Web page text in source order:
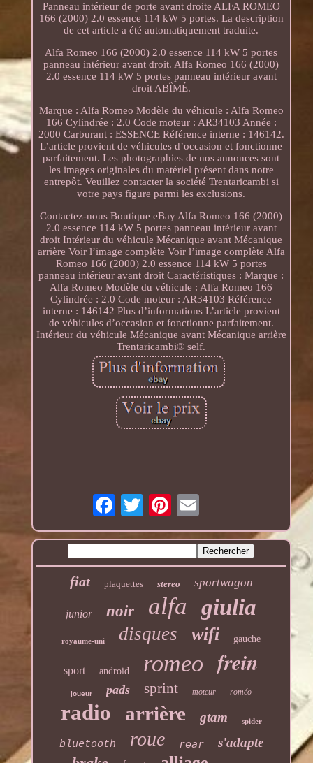
Panneau intérieur de porte avant droite ALFA ROMEO
166 (2000) 2.0 essence 114 kW 5 portes. La description
de cet article a été automatiquement traduite.
Alfa Romeo 166 (2000) 2.0 essence 114 kW 5 portes
panneau intérieur avant droit. Alfa Romeo 166 (2000)
2.0 essence 114 kW 5 portes panneau intérieur avant
droit ABÎMÉ.
Marque : Alfa Romeo Modèle du véhicule : Alfa Romeo
166 Cylindrée : 2.0 Code moteur : AR34103 Année :
2000 Carburant : ESSENCE Référence interne : 146142.
L’article provient de véhicules d’occasion et fonctionne
parfaitement. Les photographies de nos annonces sont
les images originales du matériel présent dans notre
entrepôt. Veuillez contacter la société Trentaricambi si
votre pays figure parmi les exclusions.
Contactez-nous Boutique eBay Alfa Romeo 166 (2000)
2.0 essence 114 kW 5 portes panneau intérieur avant
droit Intérieur du véhicule Mécanique avant Mécanique
arrière Voir l’image complète Voir l’image complète Alfa
Romeo 166 (2000) 2.0 essence 114 kW 5 portes
panneau intérieur avant droit Caractéristiques : Marque :
Alfa Romeo Modèle du véhicule : Alfa Romeo 166
Cylindrée : 2.0 Code moteur : AR34103 Référence
interne : 146142 Plus d’informations L’article provient
de véhicules d’occasion et fonctionne parfaitement.
Intérieur du véhicule Mécanique avant Mécanique arrière
Trentaricambi® self.
fiat plaquettes stereo sportwagon
junior noir alfa giulia
royaume-uni disques wifi gauche
sport android romeo frein
joueur pads sprint moteur roméo
radio arrière gtam spider
bluetooth roue rear s'adapte